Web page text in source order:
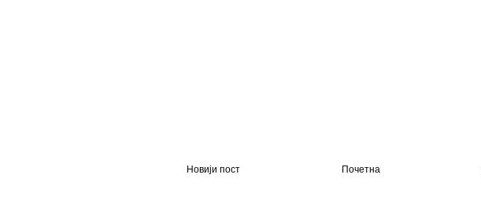
Новији пост Почетна